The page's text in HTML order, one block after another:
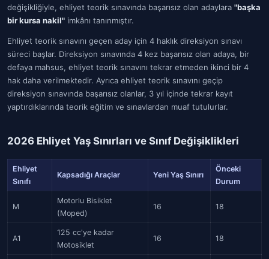
değişikliğiyle, ehliyet teorik sınavında başarısız olan adaylara "başka
bir kursa nakil" imkânı tanınmıştır.
Ehliyet teorik sınavını geçen aday için 4 haklık direksiyon sınavı
süreci başlar. Direksiyon sınavında 4 kez başarısız olan adaya, bir
defaya mahsus, ehliyet teorik sınavını tekrar etmeden ikinci bir 4
hak daha verilmektedir. Ayrıca ehliyet teorik sınavını geçip
direksiyon sınavında başarısız olanlar, 3 yıl içinde tekrar kayıt
yaptırdıklarında teorik eğitim ve sınavlardan muaf tutulurlar.
2026 Ehliyet Yaş Sınırları ve Sınıf Değişiklikleri
Ehliyet
Sınıfı
Kapsadığı Araçlar Yeni Yaş Sınırı
Önceki
Durum
M
Motorlu Bisiklet
(Moped)
16 18
A1
125 cc'ye kadar
Motosiklet
16 18